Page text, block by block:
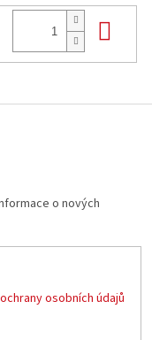
o nových
osobních údajů